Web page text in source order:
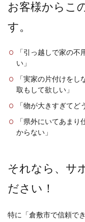
お客様からこ
す。
「引っ越しで家の
い」
「実家の片付けを
取もして欲しい」
「物が大きすぎてど
「県外にいてあま
からない」
それなら、サ
ださい！
特に「倉敷市で信頼で